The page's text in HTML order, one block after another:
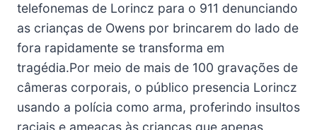
telefonemas de Lorincz para o 911 denunciando
as crianças de Owens por brincarem do lado de
fora rapidamente se transforma em
tragédia.Por meio de mais de 100 gravações de
câmeras corporais, o público presencia Lorincz
usando a polícia como arma, proferindo insultos
raciais e ameaças às crianças que apenas